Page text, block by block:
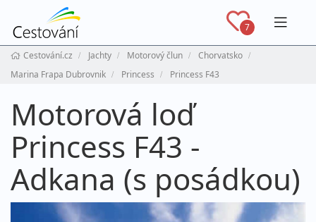
7
Cestování.cz Jachty Motorový člun
Chorvatsko
Marina Frapa Dubrovnik
Princess Princess F43
Motorová loď
Princess F43 -
Adkana (s posádkou)